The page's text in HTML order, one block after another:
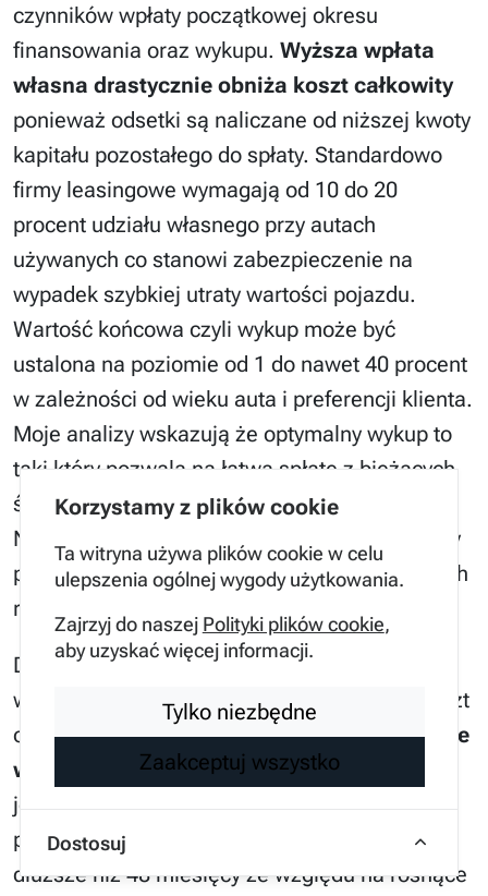
Korzystamy z plików cookie
Ta witryna używa plików cookie w celu
ulepszenia ogólnej wygody użytkowania.
Zajrzyj do naszej Polityki plików cookie,
aby uzyskać więcej informacji.
Tylko niezbędne
Zaakceptuj wszystko
Dostosuj
czynników wpłaty początkowej okresu
finansowania oraz wykupu. Wyższa wpłata
własna drastycznie obniża koszt całkowity
ponieważ odsetki są naliczane od niższej kwoty
kapitału pozostałego do spłaty. Standardowo
firmy leasingowe wymagają od 10 do 20
procent udziału własnego przy autach
używanych co stanowi zabezpieczenie na
wypadek szybkiej utraty wartości pojazdu.
Wartość końcowa czyli wykup może być
ustalona na poziomie od 1 do nawet 40 procent
w zależności od wieku auta i preferencji klienta.
Moje analizy wskazują że optymalny wykup to
taki który pozwala na łatwą spłatę z bieżących
środków bez konieczności refinansowania.
Należy jednak uważać na zbyt wysokie wykupy
przy starych autach które mogą przekroczyć ich
realną wartość rynkową w przyszłości.
Długość okresu finansowania ma bezpośredni
wpływ na wysokość raty ale i na całkowity koszt
odsetkowy.Dłuższy leasing to niższa rata ale
wyższa suma wpłatdo firmy leasingowej co
jest oczywistym kosztem pieniądza. W
przypadku aut używanych odradzam okresy
dłuższe niż 48 miesięcy ze względu na rosnące